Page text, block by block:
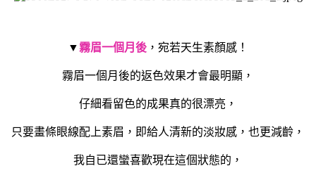
▼霧眉一個月後 ，宛若天生素顏感！
霧眉一個月後的返色效果才會最明顯，
仔細看留色的成果真的很漂亮，
只要畫條眼線配上素眉，即給人清新的淡妝感，也更減齡，
我自已還蠻喜歡現在這個狀態的，